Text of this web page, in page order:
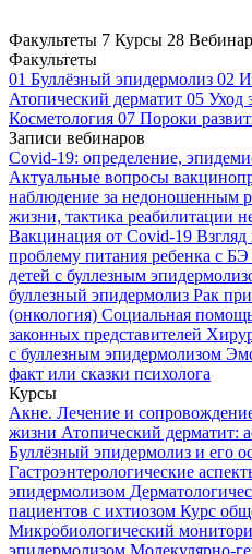
Факультеты 7 Курсы 28
Факультеты
01 Буллёзный эпидермолиз 02
Атопический дерматит 05 Уход
Косметология 07 Пороки
Записи вебинаров
Covid-19: определение,
Актуальные вопросы
наблюдение за недоношенным
жизни, тактика реабилитации
Вакцинация от Covid-19 Взгляд
проблему питания ребенка с БЭ
детей с буллезным
буллезный эпидермолиз Рак
(онкология) Социальная
законных представителей
с буллезным эпидермолизом
факт или сказки психолога
Курсы
Акне. Лечение и
жизни Атопический дерматит:
Буллёзный эпидермолиз и его
Гастроэнтерологические
эпидермолизом
пациентов с ихтиозом Курс
Микробиологический
эпидермолизом Молекулярно-